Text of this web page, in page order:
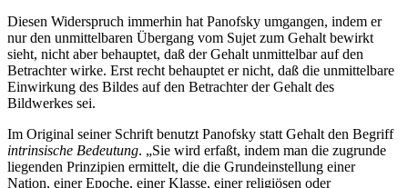
Diesen Widerspruch immerhin hat Panofsky umgangen, indem er
nur den unmittelbaren Übergang vom Sujet zum Gehalt bewirkt
sieht, nicht aber behauptet, daß der Gehalt unmittelbar auf den
Betrachter wirke. Erst recht behauptet er nicht, daß die unmittelbare
Einwirkung des Bildes auf den Betrachter der Gehalt des
Bildwerkes sei.
Im Original seiner Schrift benutzt Panofsky statt Gehalt den Begriff
intrinsische Bedeutung. „Sie wird erfaßt, indem man die zugrunde
liegenden Prinzipien ermittelt, die die Grundeinstellung einer
Nation, einer Epoche, einer Klasse, einer religiösen oder